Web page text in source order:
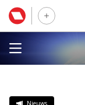
Nieuws